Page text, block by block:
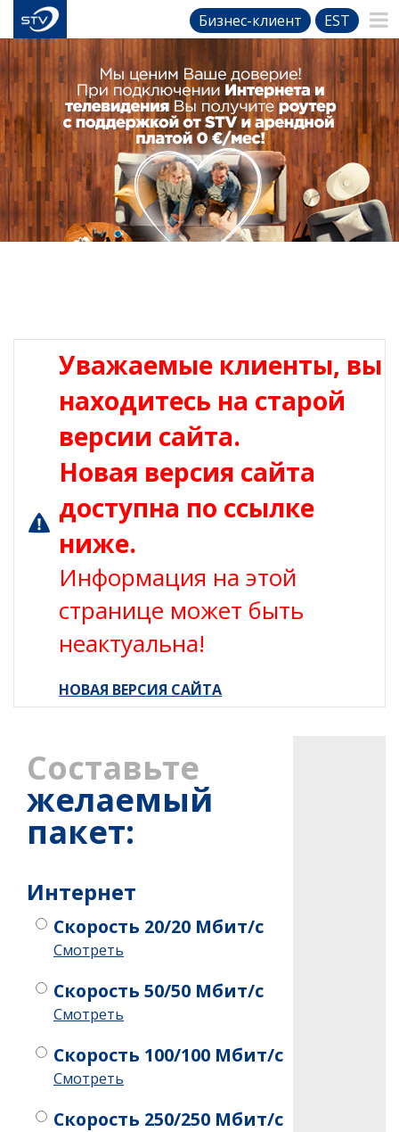
Бизнес-клиент EST
Уважаемые клиенты, вы
находитесь на старой
версии сайта.
Новая версия сайта
доступна по ссылке
ниже.
Информация на этой
странице может быть
неактуальна!
НОВАЯ ВЕРСИЯ САЙТА
Составьте
желаемый
пакет:
Интернет
Скорость 20/20 Мбит/с
Смотреть
Скорость 50/50 Мбит/с
Смотреть
Скорость 100/100 Мбит/с
Смотреть
Скорость 250/250 Мбит/с